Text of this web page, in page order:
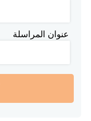
عنوان المراسلة